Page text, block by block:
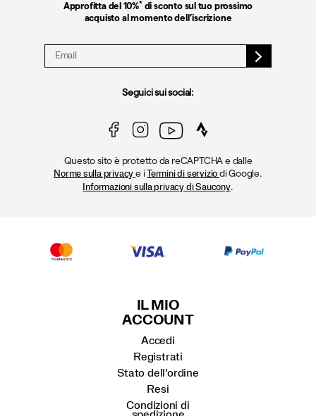
Approfitta del 10%* di sconto sul tuo prossimo
acquisto al momento dell’iscrizione
Seguici sui social:
Questo sito è protetto da reCAPTCHA e dalle
Norme sulla privacy e i Termini di servizio di Google.
Informazioni sulla privacy di Saucony.
IL MIO
ACCOUNT
Accedi
Registrati
Stato dell’ordine
Resi
Condizioni di